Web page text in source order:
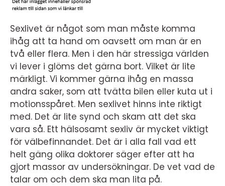
Sexlivet är något som man måste komma
ihåg att ta hand om oavsett om man är en
två eller flera. Men i den här stressiga världen
vi lever i glöms det gärna bort. Vilket är lite
märkligt. Vi kommer gärna ihåg en massa
andra saker, som att tvätta bilen eller kuta ut i
motionsspåret. Men sexlivet hinns inte riktigt
med. Det är lite synd och skam att det ska
vara så. Ett hälsosamt sexliv är mycket viktigt
för välbefinnandet. Det är i alla fall vad ett
helt gäng olika doktorer säger efter att ha
gjort massor av undersökningar. De vet vad de
talar om och dem ska man lita på.